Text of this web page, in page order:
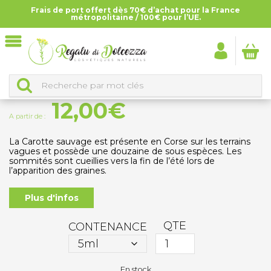
Frais de port offert dès 70€ d’achat pour la France
métropolitaine / 100€ pour l’UE.
Accueil>Tous les produits>Huiles essentielles>Huile
essentielle de Carotte Sauvage
HUILE ESSENTIELLE DE CAROTTE SAUVAGE
A partir de : 12,00€
La Carotte sauvage est présente en Corse sur les terrains
vagues et possède une douzaine de sous espèces. Les
sommités sont cueillies vers la fin de l’été lors de
l’apparition des graines.
Plus d'infos
CONTENANCE QTE